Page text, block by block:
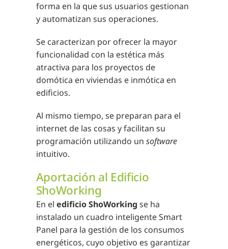
forma en la que sus usuarios gestionan
y automatizan sus operaciones.
Se caracterizan por ofrecer la mayor
funcionalidad con la estética más
atractiva para los proyectos de
domótica en viviendas e inmótica en
edificios.
Al mismo tiempo, se preparan para el
internet de las cosas y facilitan su
programación utilizando un software
intuitivo.
Aportación al Edificio
ShoWorking
En el edificio ShoWorking se ha
instalado un cuadro inteligente Smart
Panel para la gestión de los consumos
energéticos, cuyo objetivo es garantizar